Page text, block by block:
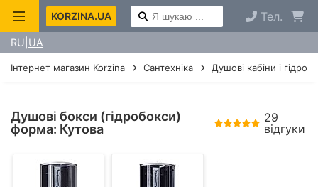
KORZINA.UA Тел.
RU UA
Інтернет магазин Korzina Сантехніка Душові кабіни і
Душові бокси (гідробокси)
форма: Кутова
29
відгуки